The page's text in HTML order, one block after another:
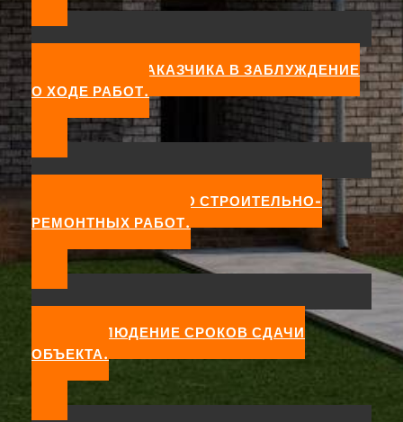
ВВЕДЕНИЕ ЗАКАЗЧИКА В ЗАБЛУЖДЕНИЕ
О ХОДЕ РАБОТ.
НИЗКОЕ КАЧЕСТВО СТРОИТЕЛЬНО-
РЕМОНТНЫХ РАБОТ.
НЕСОБЛЮДЕНИЕ СРОКОВ СДАЧИ
ОБЪЕКТА.